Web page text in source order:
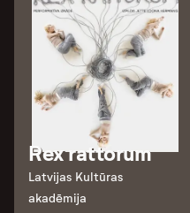
Rex rattorum
Latvijas Kultūras
akadēmija